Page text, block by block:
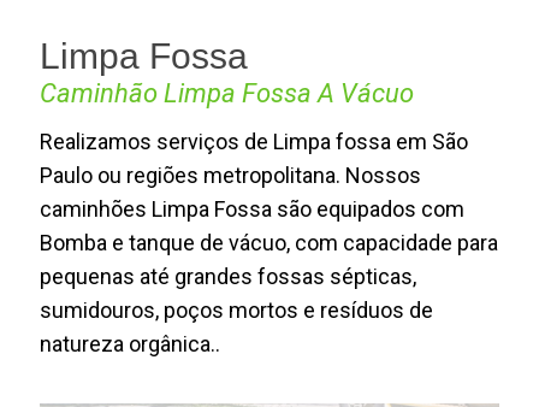
Limpa Fossa
Caminhão Limpa Fossa A Vácuo
Realizamos serviços de Limpa fossa em São
Paulo ou regiões metropolitana. Nossos
caminhões Limpa Fossa são equipados com
Bomba e tanque de vácuo, com capacidade para
pequenas até grandes fossas sépticas,
sumidouros, poços mortos e resíduos de
natureza orgânica..